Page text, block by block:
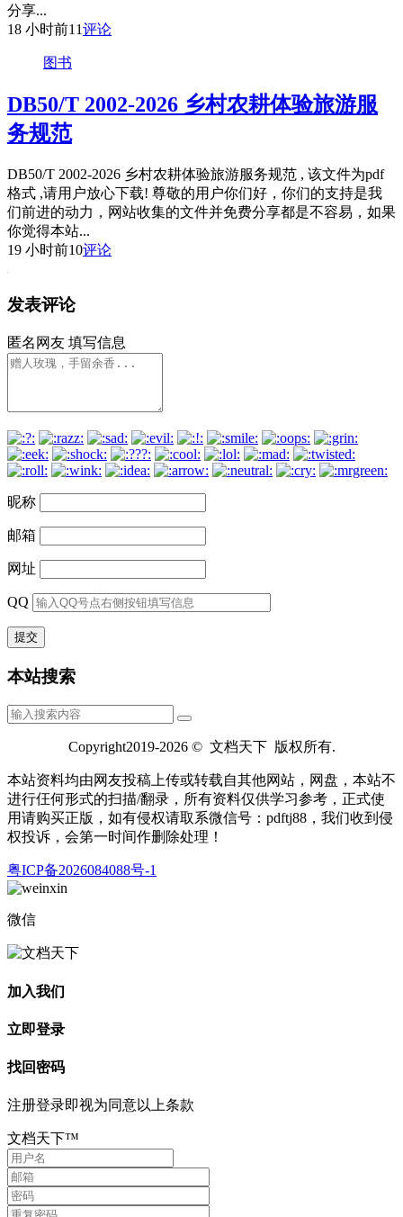
分享...
18 小时前11评论
图书
DB50/T 2002-2026 乡村农耕体验旅游服
务规范
DB50/T 2002-2026 乡村农耕体验旅游服务规范 , 该文件为pdf
格式 ,请用户放心下载! 尊敬的用户你们好，你们的支持是我
们前进的动力，网站收集的文件并免费分享都是不容易，如果
你觉得本站...
19 小时前10评论
发表评论
匿名网友 填写信息
昵称
邮箱
网址
QQ
本站搜索
Copyright2019-2026 © 文档天下 版权所有.
本站资料均由网友投稿上传或转载自其他网站，网盘，本站不
进行仼何形式的扫描/翻录，所有资料仅供学习参考，正式使
用请购买正版，如有侵权请取系微信号：pdftj88，我们收到侵
权投诉，会第一时间作删除处理！
粤ICP备2026084088号-1
微信
加入我们
立即登录
找回密码
注册登录即视为同意以上条款
文档天下™